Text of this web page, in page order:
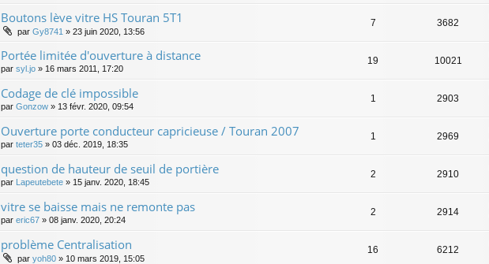
Boutons lève vitre HS Touran 5T1
par Gy8741 » 23 juin 2020, 13:56
7 3682
Portée limitée d'ouverture à distance
par syl.jo » 16 mars 2011, 17:20
19 10021
Codage de clé impossible
par Gonzow » 13 févr. 2020, 09:54
1 2903
Ouverture porte conducteur capricieuse / Touran 2007
par teter35 » 03 déc. 2019, 18:35
1 2969
question de hauteur de seuil de portière
par Lapeutebete » 15 janv. 2020, 18:45
2 2910
vitre se baisse mais ne remonte pas
par eric67 » 08 janv. 2020, 20:24
2 2914
problème Centralisation
par yoh80 » 10 mars 2019, 15:05
16 6212